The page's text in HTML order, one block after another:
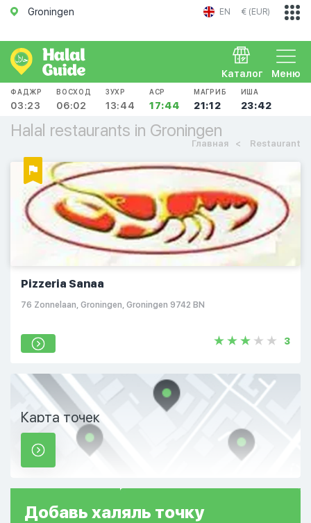
Groningen EN € (EUR)
Меню
Каталог
ФАДЖР
03:23
ВОСХОД
06:02
ЗУХР
13:44
АСР
17:44
МАГРИБ
21:12
ИША
23:42
Halal restaurants in Groningen
Главная Restaurant
Pizzeria Sanaa
76 Zonnelaan, Groningen, Groningen 9742 BN
3
Карта точек
Добавь халяль точку